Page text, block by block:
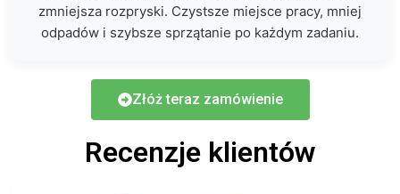
zmniejsza rozpryski. Czystsze miejsce pracy, mniej
odpadów i szybsze sprzątanie po każdym zadaniu.
Złóż teraz zamówienie
Recenzje klientów